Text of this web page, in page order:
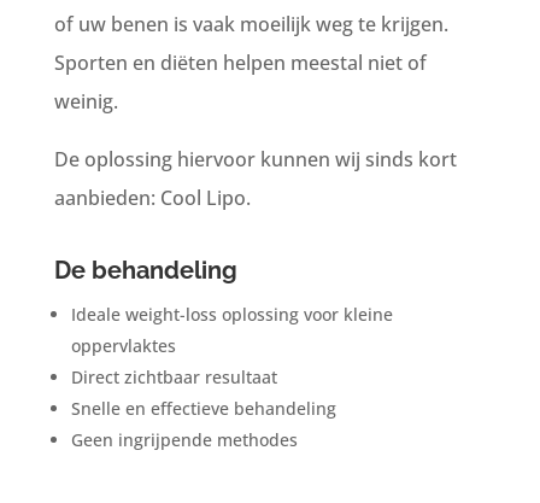
of uw benen is vaak moeilijk weg te krijgen.
Sporten en diëten helpen meestal niet of
weinig.
De oplossing hiervoor kunnen wij sinds kort
aanbieden: Cool Lipo.
De behandeling
Ideale weight-loss oplossing voor kleine
oppervlaktes
Direct zichtbaar resultaat
Snelle en effectieve behandeling
Geen ingrijpende methodes